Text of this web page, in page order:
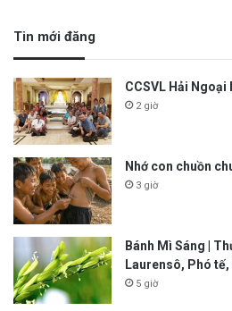
Tin mới đăng
CCSVL Hải Ngoại
2 giờ
Nhớ con chuồn
3 giờ
Bánh Mì Sáng |
Laurensô, Phó
5 giờ